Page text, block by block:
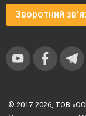
Зворотний
© 2017-2026, ТОВ